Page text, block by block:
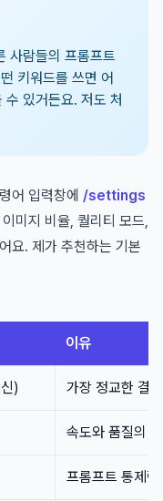
사람들의 프롬프트
키워드를 쓰면 어
수 있거든요. 저도 처
어 입력창에 /settings
미지 비율, 퀄리티 모드,
요. 제가 추천하는 기본
이유
) 가장 정교한 결
속도와 품질의
프롬프트 통제력